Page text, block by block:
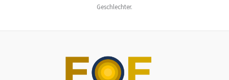
Geschlechter.